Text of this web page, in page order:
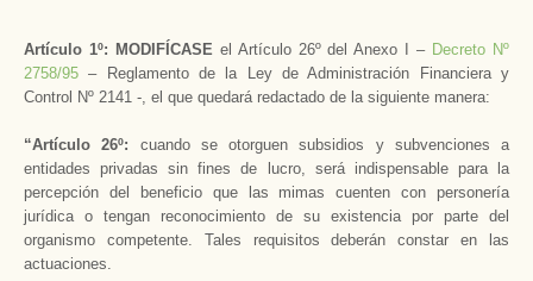
Artículo 1º: MODIFÍCASE el Artículo 26º del Anexo I – Decreto Nº
2758/95 – Reglamento de la Ley de Administración Financiera y
Control Nº 2141 -, el que quedará redactado de la siguiente manera:
“Artículo 26º: cuando se otorguen subsidios y subvenciones a
entidades privadas sin fines de lucro, será indispensable para la
percepción del beneficio que las mimas cuenten con personería
jurídica o tengan reconocimiento de su existencia por parte del
organismo competente. Tales requisitos deberán constar en las
actuaciones.